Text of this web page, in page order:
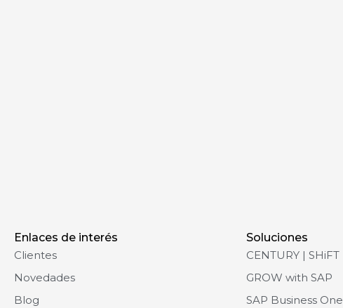
Enlaces de interés
Clientes
Novedades
Blog
Soluciones
CENTURY | SHiFT
GROW with SAP
SAP Business One